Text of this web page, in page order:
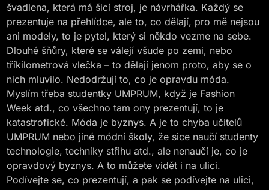
švadlena, která má šicí stroj, je návrhářka. Každý se
prezentuje na přehlídce, ale to, co dělají, pro mě nejsou
ani modely, to je pytel, který si někdo vezme na sebe.
Dlouhé šňůry, které se válejí všude po zemi, nebo
tříkilometrová vlečka – to dělají jenom proto, aby se o
nich mluvilo. Nedodržují to, co je opravdu móda.
Myslím třeba studentky UMPRUM, když je Fashion
Week atd., co všechno tam ony prezentují, to je
katastrofické. Móda je byznys. A je to chyba učitelů
UMPRUM nebo jiné módní školy, že sice naučí studenty
technologie, techniky střihu atd., ale nenaučí je, co je
opravdový byznys. A to můžete vidět i na ulici.
Podívejte se, co prezentují, a pak se podívejte na ulici,